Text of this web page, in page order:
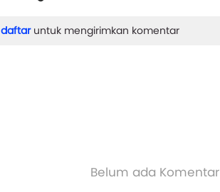
daftaruntuk mengirimkan komentar
Belum ada Komentar